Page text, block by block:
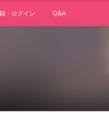
・ログイン Q&A